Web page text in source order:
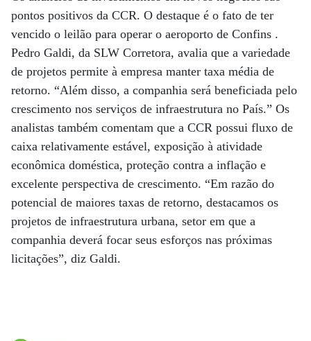
pontos positivos da CCR. O destaque é o fato de ter
vencido o leilão para operar o aeroporto de Confins .
Pedro Galdi, da SLW Correto­ra, avalia que a variedade
de projetos permite à empresa manter taxa média de
retorno. “Além disso, a companhia será beneficiada pelo
crescimento nos serviços de infraestrutura no País.” Os
analistas também comentam que a CCR possui fluxo de
caixa relativamente estável, exposição à atividade
econômica doméstica, proteção contra a inflação e
excelente perspectiva de crescimento. “Em razão do
potencial de maiores taxas de retorno, destacamos os
projetos de infraestrutura urbana, setor em que a
companhia deverá focar seus esforços nas próximas
licitações”, diz Galdi.